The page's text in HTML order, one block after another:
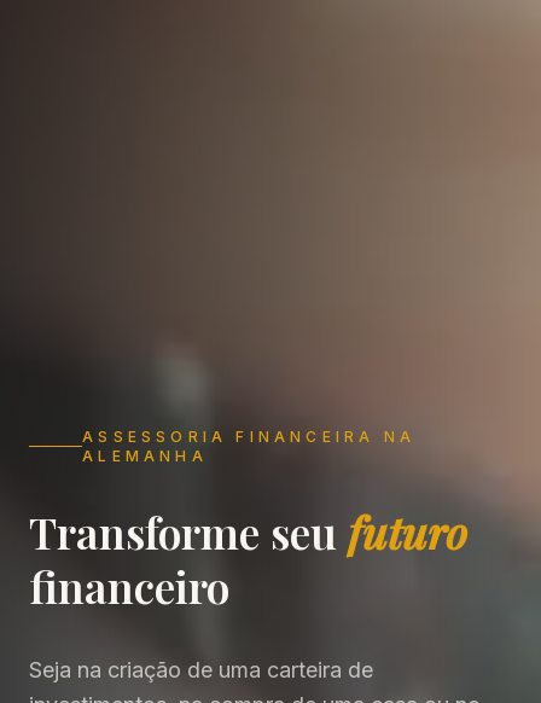
ASSESSORIA FINANCEIRA NA
ALEMANHA
Transforme seu futuro
financeiro
Seja na criação de uma carteira de